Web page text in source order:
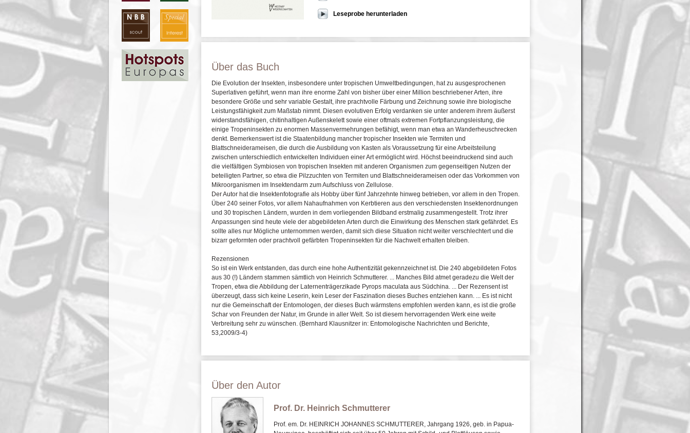
Leseprobe herunterladen
Über das Buch
Die Evolution der Insekten, insbesondere unter tropischen Umweltbedingungen, hat zu ausgesprochenen
Superlativen geführt, wenn man ihre enorme Zahl von bisher über einer Million beschriebener Arten, ihre
besondere Größe und sehr variable Gestalt, ihre prachtvolle Färbung und Zeichnung sowie ihre biologische
Leistungsfähigkeit zum Maßstab nimmt. Diesen evolutiven Erfolg verdanken sie unter anderem ihrem äußerst
widerstandsfähigen, chitinhaltigen Außenskelett sowie einer oftmals extremen Fortpflanzungsleistung, die
einige Tropeninsekten zu enormen Massenvermehrungen befähigt, wenn man etwa an Wanderheuschrecken
denkt. Bemerkenswert ist die Staatenbildung mancher tropischer Insekten wie Termiten und
Blattschneiderameisen, die durch die Ausbildung von Kasten als Voraussetzung für eine Arbeitsteilung
zwischen unterschiedlich entwickelten Individuen einer Art ermöglicht wird. Höchst beeindruckend sind auch
die vielfältigen Symbiosen von tropischen Insekten mit anderen Organismen zum gegenseitigen Nutzen der
beteiligten Partner, so etwa die Pilzzuchten von Termiten und Blattschneiderameisen oder das Vorkommen von
Mikroorganismen im Insektendarm zum Aufschluss von Zellulose.
Der Autor hat die Insektenfotografie als Hobby über fünf Jahrzehnte hinweg betrieben, vor allem in den Tropen.
Über 240 seiner Fotos, vor allem Nahaufnahmen von Kerbtieren aus den verschiedensten Insektenordnungen
und 30 tropischen Ländern, wurden in dem vorliegenden Bildband erstmalig zusammengestellt. Trotz ihrer
Anpassungen sind heute viele der abgebildeten Arten durch die Einwirkung des Menschen stark gefährdet. Es
sollte alles nur Mögliche unternommen werden, damit sich diese Situation nicht weiter verschlechtert und die
bizarr geformten oder prachtvoll gefärbten Tropeninsekten für die Nachwelt erhalten bleiben.
Rezensionen
So ist ein Werk entstanden, das durch eine hohe Authentizität gekennzeichnet ist. Die 240 abgebildeten Fotos
aus 30 (!) Ländern stammen sämtlich von Heinrich Schmutterer. ... Manches Bild atmet geradezu die Welt der
Tropen, etwa die Abbildung der Laternenträgerzikade Pyrops maculata aus Südchina. ... Der Rezensent ist
überzeugt, dass sich keine Leserin, kein Leser der Faszination dieses Buches entziehen kann. ... Es ist nicht
nur die Gemeinschaft der Entomologen, der dieses Buch wärmstens empfohlen werden kann, es ist die große
Schar von Freunden der Natur, im Grunde in aller Welt. So ist diesem hervorragenden Werk eine weite
Verbreitung sehr zu wünschen. (Bernhard Klausnitzer in: Entomologische Nachrichten und Berichte,
53,2009/3-4)
Über den Autor
Prof. Dr. Heinrich Schmutterer
Prof. em. Dr. HEINRICH JOHANNES SCHMUTTERER, Jahrgang 1926, geb. in Papua-